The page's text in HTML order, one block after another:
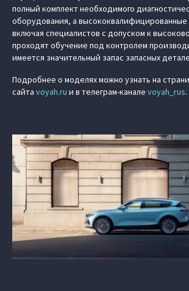
полный комплект необходимого
оборудования, а
включая специалистов с допуском к
проходят обучение под контролем
имеется значительный запас запасных
Подробнее о моделях можно узнать на
сайта voyah.ru и в телеграм-канале voyah_rus.